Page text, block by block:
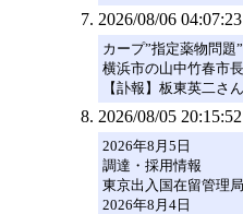
2026/08/06 04:07:23
カープ”指定薬物問
横浜市の山中竹春市
【訃報】板東英二さ
2026/08/05 20:15:52
2026年8月5日
調達・採用情報
東京出入国在留管理
2026年8月4日